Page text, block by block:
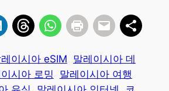
이시아 eSIM 말레이시아 데
시아 로밍
말레이시아 여행